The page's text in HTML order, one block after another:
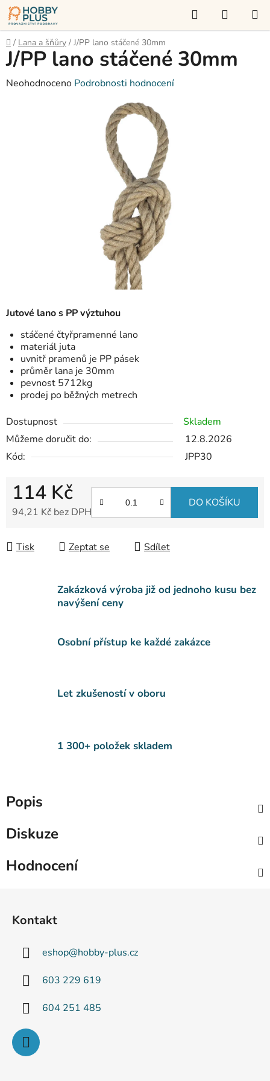
Přejít
na
obsah
Hledat
KOŠÍK
Domů
/ Lana a šňůry / J/PP lano stáčené 30mm
Jutové lano s PP výztuhou
stáčené čtyřpramenné lano
materiál juta
uvnitř pramenů je PP pásek
průměr lana je 30mm
pevnost 5712kg
prodej po běžných metrech
Dostupnost
Skladem
Můžeme doručit do:
12.8.2026
Kód:
JPP30
114 Kč
94,21 Kč bez DPH
DO KOŠÍKU
Tisk Zeptat se Sdílet
J/PP lano stáčené 30mm
Průměrné
Neohodnoceno Podrobnosti hodnocení
Zakázková výroba již od jednoho kusu bez
navýšení ceny
Osobní přístup ke každé zakázce
Let zkušeností v oboru
1 300+ položek skladem
Popis
Diskuze
Hodnocení
Kontakt
eshop@hobby-plus.cz
603 229 619
604 251 485